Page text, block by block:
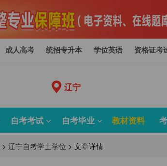
成人高考 统招专升本 学位英语 资格证考
辽宁
自考考试 自考毕业 教材资料
> 辽宁自考学士学位 > 文章详情